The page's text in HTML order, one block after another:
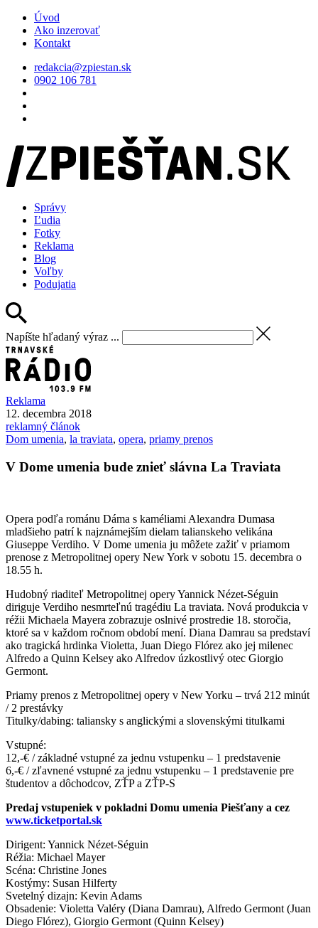
Úvod
Ako inzerovať
Kontakt
redakcia@zpiestan.sk
0902 106 781
Správy
Ľudia
Fotky
Reklama
Blog
Voľby
Podujatia
Napíšte hľadaný výraz ...
Reklama
12. decembra 2018
reklamný článok
Dom umenia, la traviata, opera, priamy prenos
V Dome umenia bude znieť slávna La Traviata
Opera podľa románu Dáma s kaméliami Alexandra Dumasa
mladšieho patrí k najznámejším dielam talianskeho velikána
Giuseppe Verdiho. V Dome umenia ju môžete zažiť v priamom
prenose z Metropolitnej opery New York v sobotu 15. decembra o
18.55 h.
Hudobný riaditeľ Metropolitnej opery Yannick Nézet-Séguin
diriguje Verdiho nesmrteľnú tragédiu La traviata. Nová produkcia v
réžii Michaela Mayera zobrazuje oslnivé prostredie 18. storočia,
ktoré sa v každom ročnom období mení. Diana Damrau sa predstaví
ako tragická hrdinka Violetta, Juan Diego Flórez ako jej milenec
Alfredo a Quinn Kelsey ako Alfredov úzkostlivý otec Giorgio
Germont.
Priamy prenos z Metropolitnej opery v New Yorku – trvá 212 minút
/ 2 prestávky
Titulky/dabing: taliansky s anglickými a slovenskými titulkami
Vstupné:
12,-€ / základné vstupné za jednu vstupenku – 1 predstavenie
6,-€ / zľavnené vstupné za jednu vstupenku – 1 predstavenie pre
študentov a dôchodcov, ZŤP a ZŤP-S
Predaj vstupeniek v pokladni Domu umenia Piešťany a cez
www.ticketportal.sk
Dirigent: Yannick Nézet-Séguin
Réžia: Michael Mayer
Scéna: Christine Jones
Kostýmy: Susan Hilferty
Svetelný dizajn: Kevin Adams
Obsadenie: Violetta Valéry (Diana Damrau), Alfredo Germont (Juan
Diego Flórez), Giorgio Germont (Quinn Kelsey)